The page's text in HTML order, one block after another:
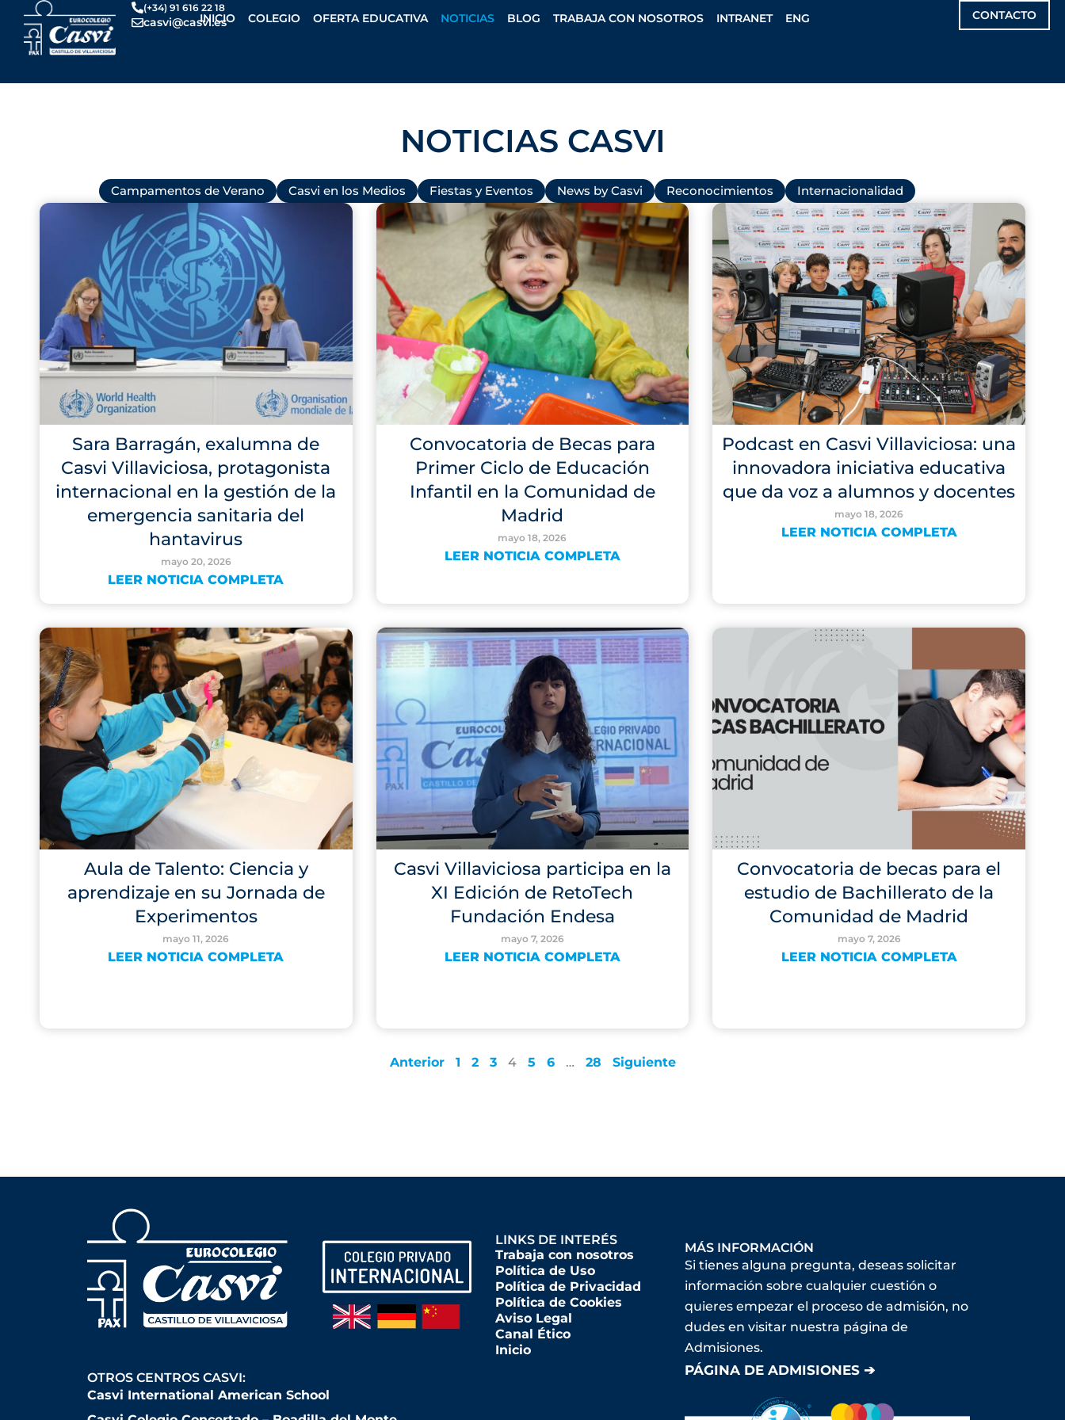
contenido
(+34) 91 616 22 18
casvi@casvi.es
INICIO COLEGIO OFERTA EDUCATIVA NOTICIAS BLOG TRABAJA CON NOSOTROS INTRANET ENG CONTACTO
NOTICIAS CASVI
Campamentos de Verano Casvi en los Medios Fiestas y Eventos News by Casvi Reconocimientos Internacionalidad
Sara Barragán, exalumna de
Casvi Villaviciosa, protagonista
internacional en la gestión de la
emergencia sanitaria del
hantavirus
mayo 20, 2026
LEER NOTICIA COMPLETA
Convocatoria de Becas para
Primer Ciclo de Educación
Infantil en la Comunidad de
Madrid
mayo 18, 2026
LEER NOTICIA COMPLETA
Podcast en Casvi Villaviciosa: una
innovadora iniciativa educativa
que da voz a alumnos y docentes
mayo 18, 2026
LEER NOTICIA COMPLETA
Aula de Talento: Ciencia y
aprendizaje en su Jornada de
Experimentos
mayo 11, 2026
LEER NOTICIA COMPLETA
Casvi Villaviciosa participa en la
XI Edición de RetoTech
Fundación Endesa
mayo 7, 2026
LEER NOTICIA COMPLETA
Convocatoria de becas para el
estudio de Bachillerato de la
Comunidad de Madrid
mayo 7, 2026
LEER NOTICIA COMPLETA
Anterior 1
P
2
P
a
g
e
3
P
a
g
e
4
P
a
g
e
5
P
a
g
e
6 …
P
a
g
28 Siguiente
OTROS CENTROS CASVI:
Casvi International American School
LINKS DE INTERÉS
Trabaja con nosotros
Política de Uso
Política de Privacidad
Política de Cookies
Aviso Legal
Canal Ético
Inicio
MÁS INFORMACIÓN
Si tienes alguna pregunta, deseas solicitar
información sobre cualquier cuestión o
quieres empezar el proceso de admisión, no
dudes en visitar nuestra página de
Admisiones.
PÁGINA DE ADMISIONES ➔